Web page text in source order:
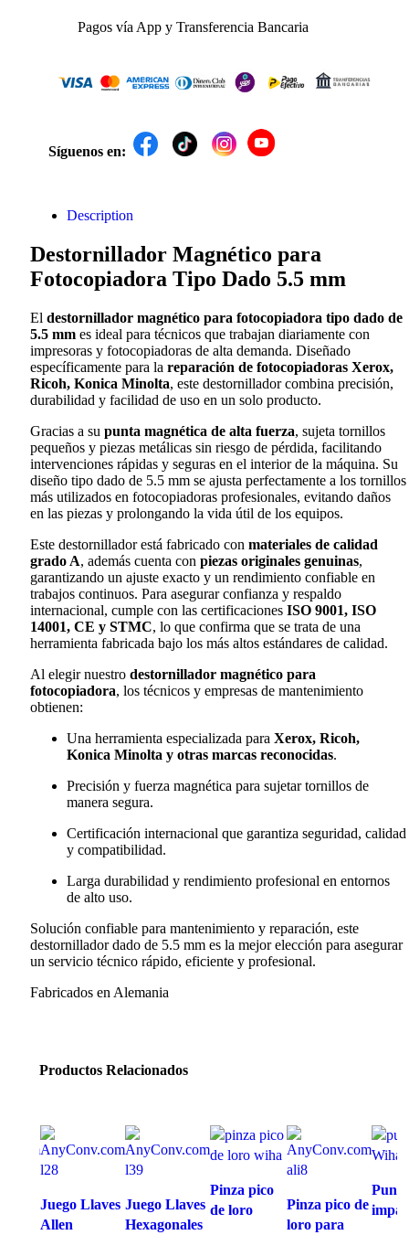
Pagos vía App y Transferencia Bancaria
Síguenos en:
Description
Destornillador Magnético para
Fotocopiadora Tipo Dado 5.5 mm
El destornillador magnético para fotocopiadora tipo dado de
5.5 mm es ideal para técnicos que trabajan diariamente con
impresoras y fotocopiadoras de alta demanda. Diseñado
específicamente para la reparación de fotocopiadoras Xerox,
Ricoh, Konica Minolta, este destornillador combina precisión,
durabilidad y facilidad de uso en un solo producto.
Gracias a su punta magnética de alta fuerza, sujeta tornillos
pequeños y piezas metálicas sin riesgo de pérdida, facilitando
intervenciones rápidas y seguras en el interior de la máquina. Su
diseño tipo dado de 5.5 mm se ajusta perfectamente a los tornillos
más utilizados en fotocopiadoras profesionales, evitando daños
en las piezas y prolongando la vida útil de los equipos.
Este destornillador está fabricado con materiales de calidad
grado A, además cuenta con piezas originales genuinas,
garantizando un ajuste exacto y un rendimiento confiable en
trabajos continuos. Para asegurar confianza y respaldo
internacional, cumple con las certificaciones ISO 9001, ISO
14001, CE y STMC, lo que confirma que se trata de una
herramienta fabricada bajo los más altos estándares de calidad.
Al elegir nuestro destornillador magnético para
fotocopiadora, los técnicos y empresas de mantenimiento
obtienen:
Una herramienta especializada para Xerox, Ricoh,
Konica Minolta y otras marcas reconocidas.
Precisión y fuerza magnética para sujetar tornillos de
manera segura.
Certificación internacional que garantiza seguridad, calidad
y compatibilidad.
Larga durabilidad y rendimiento profesional en entornos
de alto uso.
Solución confiable para mantenimiento y reparación, este
destornillador dado de 5.5 mm es la mejor elección para asegurar
un servicio técnico rápido, eficiente y profesional.
Fabricados en Alemania
Productos Relacionados
Juego Llaves
Allen
Juego Llaves
Hexagonales
Pinza pico
de loro
Pinza pico de
loro para